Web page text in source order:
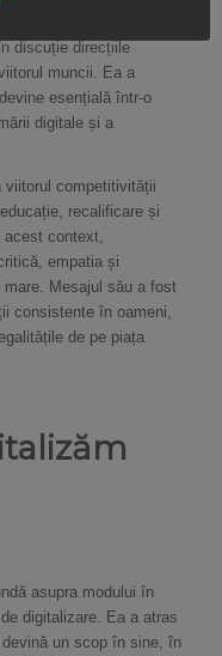
discuție direcțiile
muncii. Ea a
esențială într-o
digitale și a
viitorul competitivității
recalificare și
acest context,
empatia și
Mesajul său a fost
consistente în oameni,
de pe piața
asupra modului în
digitalizare. Ea a atras
un scop în sine, în